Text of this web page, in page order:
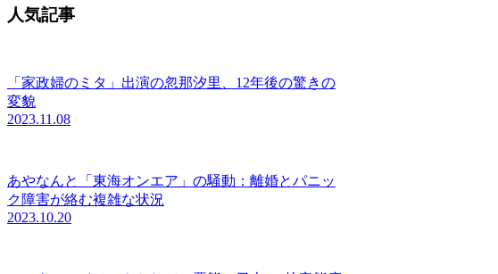
人気記事
「家政婦のミタ」出演の忽那汐里、12年後の驚きの
変貌
2023.11.08
あやなんと「東海オンエア」の騒動：離婚とパニッ
ク障害が絡む複雑な状況
2023.10.20